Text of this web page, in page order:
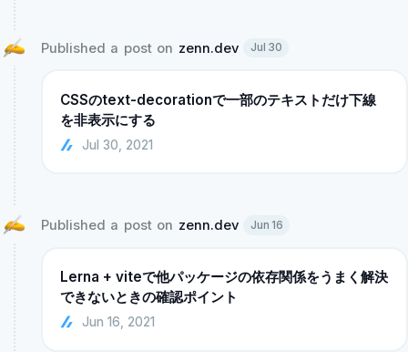
Published a post on zenn.dev Jul 30
CSSのtext-decorationで一部のテキストだけ下線
を非表示にする
Jul 30, 2021
Published a post on zenn.dev Jun 16
Lerna + viteで他パッケージの依存関係をうまく解決
できないときの確認ポイント
Jun 16, 2021